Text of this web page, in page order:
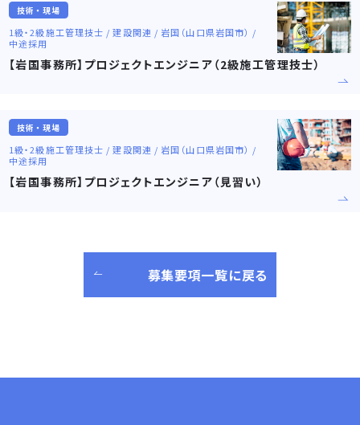
技術・現場
1級・2級施工管理技士 / 建設関連 / 岩国（山口県岩国市） /
中途採用
【岩国事務所】プロジェクトエンジニア（2級施工管理技士）
技術・現場
1級・2級施工管理技士 / 建設関連 / 岩国（山口県岩国市） /
中途採用
【岩国事務所】プロジェクトエンジニア（見習い）
募集要項一覧に戻る